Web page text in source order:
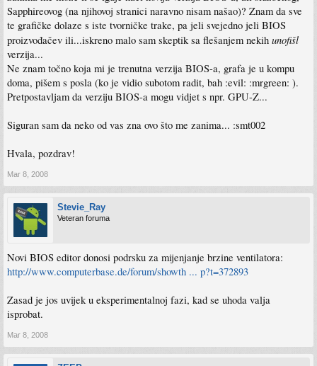
Sapphireovog (na njihovoj stranici naravno nisam našao)? Znam da sve
te grafičke dolaze s iste tvorničke trake, pa jeli svejedno jeli BIOS
proizvođačev ili...iskreno malo sam skeptik sa flešanjem nekih unofišl
verzija...
Ne znam točno koja mi je trenutna verzija BIOS-a, grafa je u kompu
doma, pišem s posla (ko je vidio subotom radit, bah :evil: :mrgreen: ).
Pretpostavljam da verziju BIOS-a mogu vidjet s npr. GPU-Z...
Siguran sam da neko od vas zna ovo što me zanima... :smt002
Hvala, pozdrav!
Mar 8, 2008
Stevie_Ray
Veteran foruma
Novi BIOS editor donosi podrsku za mijenjanje brzine ventilatora:
http://www.computerbase.de/forum/showth ... p?t=372893
Zasad je jos uvijek u eksperimentalnoj fazi, kad se uhoda valja
isprobat.
Mar 8, 2008